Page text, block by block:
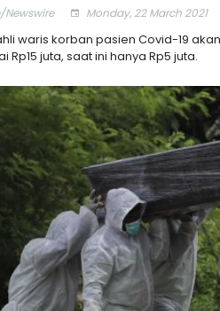
Monday, 22 March 2021
waris korban pasien Covid-19
Rp15 juta, saat ini hanya Rp5 juta.